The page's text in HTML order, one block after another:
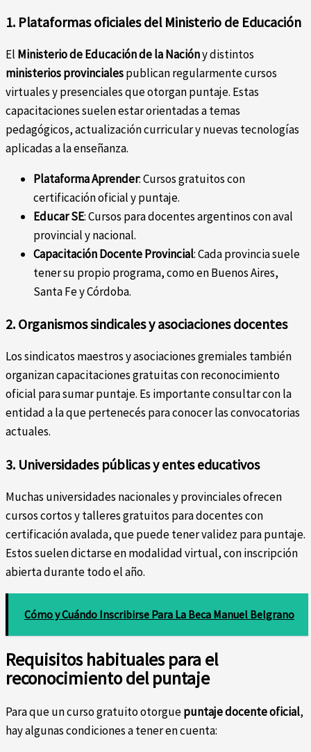
1. Plataformas oficiales del Ministerio de Educación
El Ministerio de Educación de la Nacióny distintos
ministerios provincialespublican regularmente cursos
virtuales y presenciales que otorgan puntaje. Estas
capacitaciones suelen estar orientadas a temas
pedagógicos, actualización curricular y nuevas tecnologías
aplicadas a la enseñanza.
Plataforma Aprender: Cursos gratuitos con
certificación oficial y puntaje.
Educar SE: Cursos para docentes argentinos con aval
provincial y nacional.
Capacitación Docente Provincial: Cada provincia suele
tener su propio programa, como en Buenos Aires,
Santa Fe y Córdoba.
2. Organismos sindicales y asociaciones docentes
Los sindicatos maestros y asociaciones gremiales también
organizan capacitaciones gratuitas con reconocimiento
oficial para sumar puntaje. Es importante consultar con la
entidad a la que pertenecés para conocer las convocatorias
actuales.
3. Universidades públicas y entes educativos
Muchas universidades nacionales y provinciales ofrecen
cursos cortos y talleres gratuitos para docentes con
certificación avalada, que puede tener validez para puntaje.
Estos suelen dictarse en modalidad virtual, con inscripción
abierta durante todo el año.
Cómo y Cuándo Inscribirse Para La Beca Manuel Belgrano
Requisitos habituales para el
reconocimiento del puntaje
Para que un curso gratuito otorguepuntaje docente oficial,
hay algunas condiciones a tener en cuenta: